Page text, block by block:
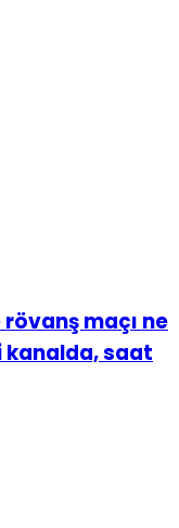
maçı ne
kanalda, saat